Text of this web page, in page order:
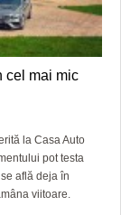
cel mai mic
la Casa Auto
pot testa
află deja în
viitoare.